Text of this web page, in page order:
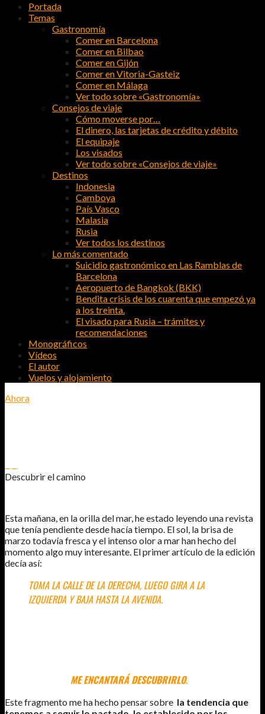
Portada
Temas
Gastronomía
Comer en Barcelona
Comer en Bilbao
Comer en Gijón
Comer en Vitoria-Gasteiz
Comer en Málaga
Ver todo sobre «Gastronomía»
Consejos de viaje
Cómo moverse por…
El dinero, las tarjetas de crédito y débito
El equipaje
Los visados
Ver todo sobre «Consejos de viaje»
Destinos
Indonesia
Camboya
País Vasco
Malasia
Rusia
Ver todos los destinos
Lo más comentado
Suicidio gastronómico en Las Ramblas de
Barcelona
Aeropuerto de Bangkok (BKK)
Bendita crisis de los cuarenta que empezó ya
a los treinta.
El visado para Rusia – trámites y
recomendaciones
Monográficos
Vídeos
El autor
Vuelos y alojamiento
Ahora
Descubrir el camino
Esta mañana, en la orilla del mar, he estado leyendo una revista
que tenía pendiente desde hacía tiempo. El sol, la brisa de
marzo todavía fresca y el intenso olor a mar han hecho del
momento algo muy interesante. El primer artículo de la edición
decía así:
TOMA LA CALLE DE LA DERECHA, LUEGO GIRA A LA
IZQUIERDA Y BAJA HASTA LA AVENIDA.
ME ENCANTARÁ DESCUBRIRLO.
Este fragmento me ha hecho pensar sobre la tendencia que